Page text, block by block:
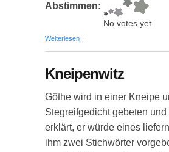
Abstimmen:
No votes yet
Weiterlesen über Kneipenwitz
Kneipenwitz
Göthe wird in einer Kneipe
Stegreifgedicht gebeten und
erklärt, er würde eines
ihm zwei Stichwörter